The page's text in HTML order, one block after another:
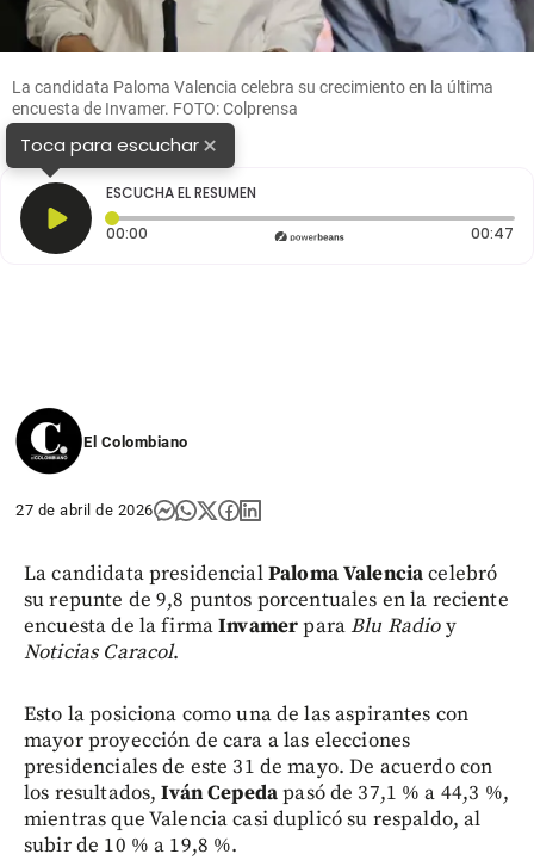
La candidata Paloma Valencia celebra su crecimiento en la última
encuesta de Invamer. FOTO: Colprensa
Toca para escuchar×
ESCUCHA EL RESUMEN
00:00 Tiempo transcurrido: 0 segundos 00:47
El Colombiano
27 de abril de 2026
La candidata presidencialPaloma Valenciacelebró
su repunte de 9,8 puntos porcentuales en la reciente
encuesta de la firmaInvamerparaBlu Radioy
Noticias Caracol.
Esto la posiciona como una de las aspirantes con
mayor proyección de cara a las elecciones
presidenciales de este 31 de mayo. De acuerdo con
los resultados,Iván Cepedapasó de 37,1 % a 44,3 %,
mientras que Valencia casi duplicó su respaldo, al
subir de 10 % a 19,8 %.